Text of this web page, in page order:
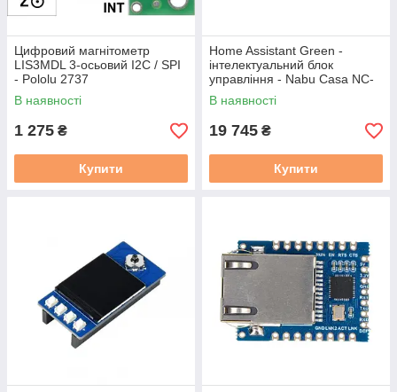
Цифровий магнітометр
LIS3MDL 3-осьовий I2C / SPI
- Pololu 2737
В наявності
1 275 ₴
Купити
Home Assistant Green -
інтелектуальний блок
управління - Nabu Casa NC-
GREEN-9703
В наявності
19 745 ₴
Купити